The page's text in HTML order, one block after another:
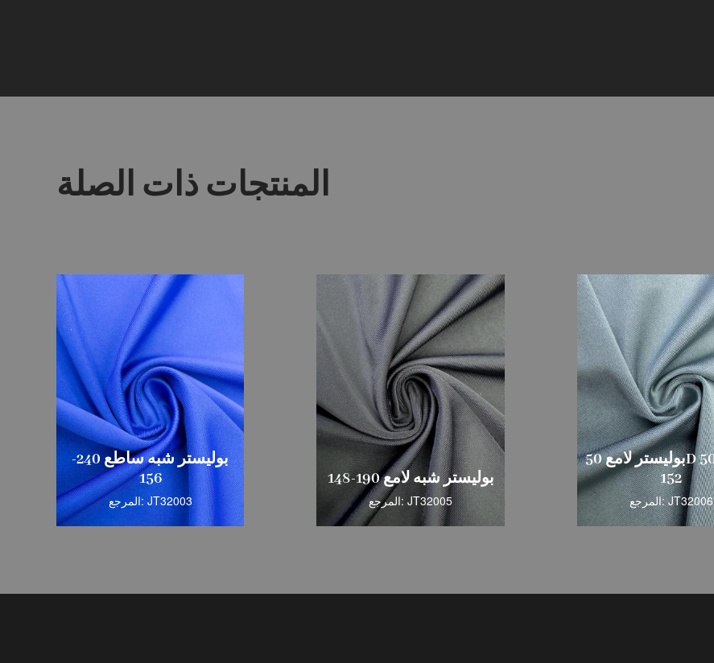
المنتجات ذات الصلة
بوليستر شبه ساطع 240-
156
المرجع: JT32003
بوليستر شبه لامع 190-148
المرجع: JT32005
بوليستر لامع 50D 50D 215-
152
المرجع: JT32006